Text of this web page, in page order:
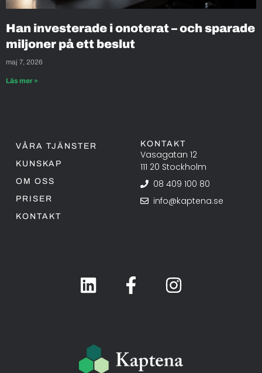
Han investerade i onoterat – och sparade
miljoner på ett beslut
maj 7, 2026
Läs mer »
VÅRA TJÄNSTER
KUNSKAP
OM OSS
PRISER
KONTAKT
KONTAKT
Vasagatan 12
111 20 Stockholm
08 409 100 80
info@kaptena.se